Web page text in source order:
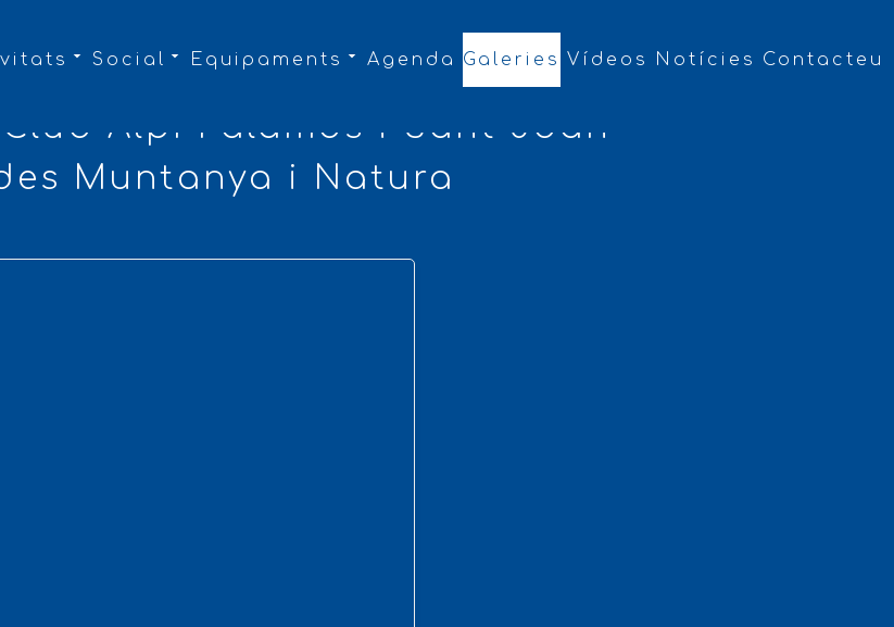
Social Equipaments Agenda Galeries Vídeos Notícies Contacteu
Alpí Palamós i Sant Joan
Muntanya i Natura